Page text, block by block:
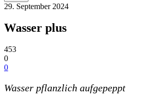
29. September 2024
Wasser plus
453
0
0
Wasser pflanzlich aufgepeppt